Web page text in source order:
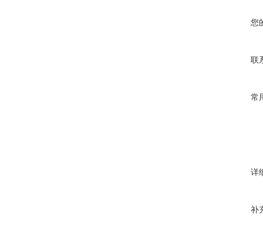
您
联
常
详
补